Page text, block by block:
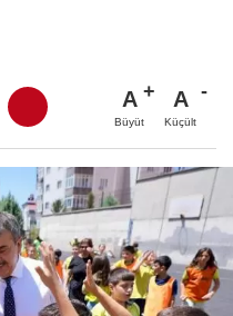
A
Büyüt
A
Küçült